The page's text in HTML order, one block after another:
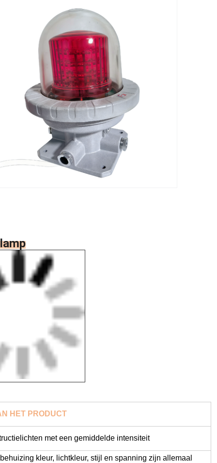
HET PRODUCT
met een gemiddelde intensiteit
kleur, lichtkleur, stijl en spanning zijn allemaal